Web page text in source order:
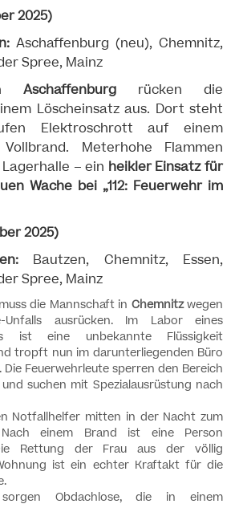
2025)
Aschaffenburg (neu), Chemnitz,
Spree, Mainz
Aschaffenburg rücken die
Löscheinsatz aus. Dort steht
Elektroschrott auf einem
Meterhohe Flammen
– ein heikler Einsatz für
Wache bei „112: Feuerwehr im
2025)
Bautzen, Chemnitz, Essen,
Spree, Mainz
die Mannschaft in Chemnitzwegen
Unfalls ausrücken. Im Labor eines
ist eine unbekannte Flüssigkeit
tropft nun im darunterliegenden Büro
Feuerwehrleute sperren den Bereich
suchen mit Spezialausrüstung nach
Notfallhelfer mitten in der Nacht zum
einem Brand ist eine Person
Rettung der Frau aus der völlig
ist ein echter Kraftakt für die
sorgen Obdachlose, die in einem